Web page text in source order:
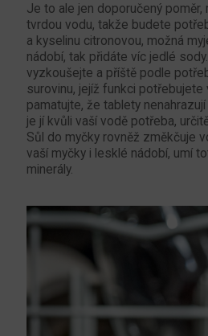
Je to ale jen doporučený poměr,
tvrdou vodu, takže budete
a kyselinu citronovou, možná
nádobí, tak přidáte víc jedlé
vyzkoušejte a příště podle
surovinu, jejíž funkci potřebujete
pamatujte, že tablety
je jí kvůli vaší vodě potřeba,
Sůl do myčky rovněž změkčuje
vaší myčky i lesklé nádobí, umí
minerály.